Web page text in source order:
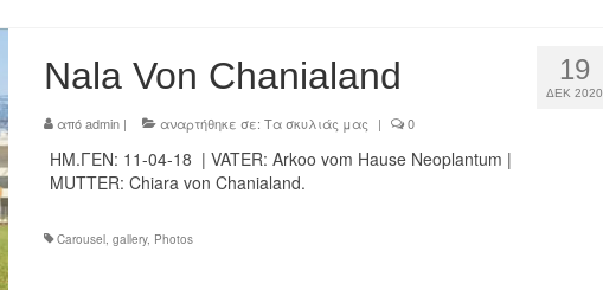
19
ΔΕΚ 2020
Nala Von Chanialand
απόadmin| αναρτήθηκε σε: Τα σκυλιάς μας | 0
ΗΜ.ΓΕΝ: 11-04-18 | VATER: Arkoo vom Hause Neoplantum |
MUTTER: Chiara von Chanialand.
Carousel, gallery, Photos